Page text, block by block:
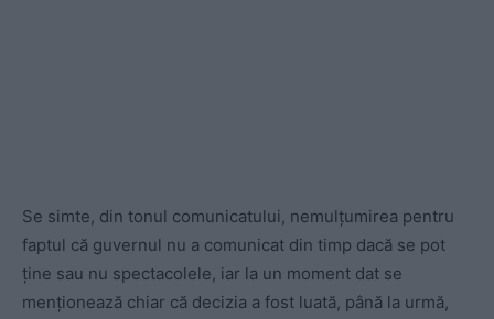
Se simte, din tonul comunicatului, nemulțumirea pentru
faptul că guvernul nu a comunicat din timp dacă se pot
ține sau nu spectacolele, iar la un moment dat se
menționează chiar că decizia a fost luată, până la urmă,